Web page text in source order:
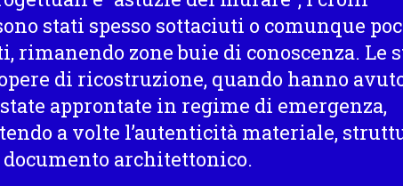
stati spesso sottaciuti o comunque
rimanendo zone buie di conoscenza. Le
di ricostruzione, quando hanno
approntate in regime di emergenza,
a volte l’autenticità materiale,
architettonico.